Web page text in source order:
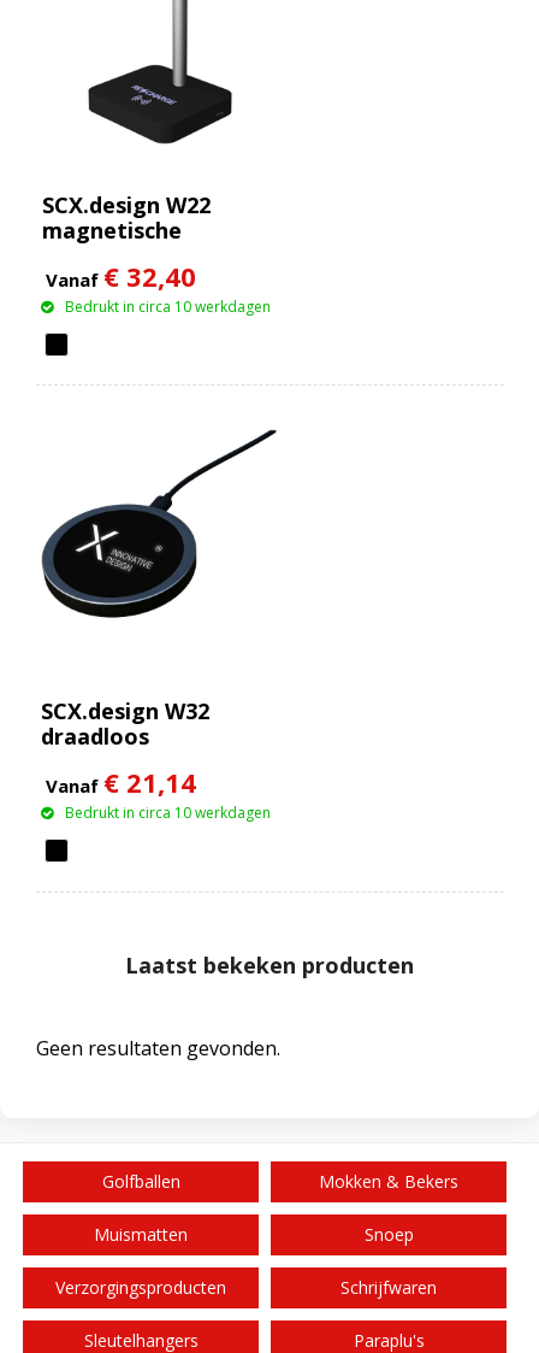
SCX.design W22
magnetische
15 W + 5 W
Vanaf € 32,40
Bedrukt in circa 10 werkdagen
SCX.design W32
draadloos
W
Vanaf € 21,14
Bedrukt in circa 10 werkdagen
Laatst bekeken producten
Geen resultaten gevonden.
Golfballen Mokken & Bekers
Muismatten Snoep
Verzorgingsproducten Schrijfwaren
Sleutelhangers Paraplu's